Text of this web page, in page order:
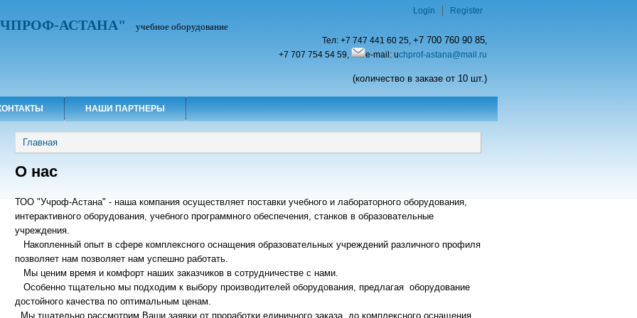
АСТАНА" учебное оборудование
Тел: +7 747 441 60 25, +7 700 760 90 85,
+7 707 754 54 59,
e-mail: uchprof-astana@mail.ru
(количество в заказе от 10 шт.)
Login Register
НАШИ ПАРТНЕРЫ
Вы здесь
Главная
О нас
ТОО "Учроф-Астана" - наша компания осуществляет поставки учебного и лабораторного оборудования,
интерактивного оборудования, учебного программного обеспечения, станков в образовательные
учреждения.
Накопленный опыт в сфере комплексного оснащения образовательных учреждений различного профиля
позволяет нам позволяет нам успешно работать.
Мы ценим время и комфорт наших заказчиков в сотрудничестве с нами.
Особенно тщательно мы подходим к выбору производителей оборудования, предлагая оборудование
достойного качества по оптимальным ценам.
Мы тщательно рассмотрим Ваши заявки от проработки единичного заказа, до комплексного оснащения